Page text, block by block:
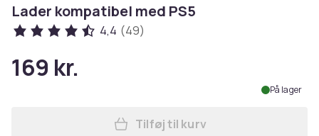
Lader kompatibel med PS5
4,4 (49)
169 kr.
På lager
Læg Laddstation for
Tilføj til kurv